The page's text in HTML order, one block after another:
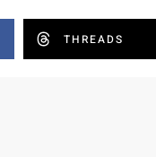
THREADS